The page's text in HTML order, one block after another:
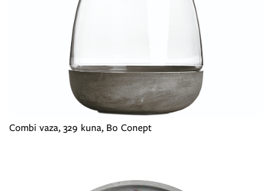
Combi vaza, 329 kuna, Bo Conept